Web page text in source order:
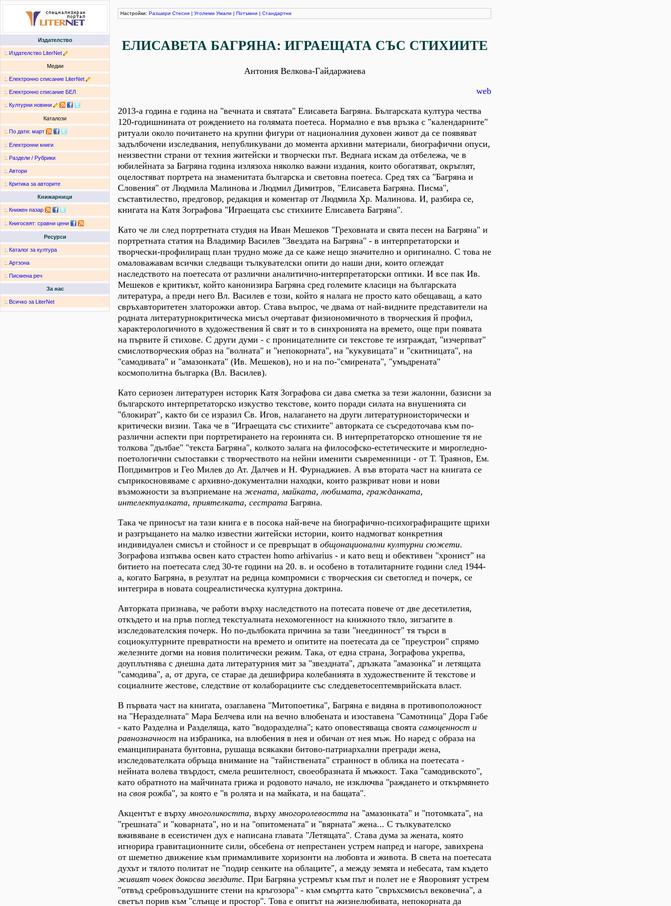
Издателство
:. Издателство LiterNet
Медии
:. Електронно списание LiterNet
:. Електронно списание БЕЛ
:. Културни новини
Каталози
:. По дати: март
:. Електронни книги
:. Раздели / Рубрики
:. Автори
:. Критика за авторите
Книжарници
:. Книжен пазар
:. Книгосвят: сравни цени
Ресурси
:. Каталог за култура
:. Артзона
:. Писмена реч
За нас
:. Всичко за LiterNet
Настройки: Разшири Стесни | Уголеми Умали | Потъмни | Стандартни
ЕЛИСАВЕТА БАГРЯНА: ИГРАЕЩАТА СЪС СТИХИИТЕ
Антония Велкова-Гайдаржиева
web
2013-а година е година на "вечната и святата" Елисавета Багряна. Българската култура чества
120-годишнината от рождението на голямата поетеса. Нормално е във връзка с "календарните"
ритуали около почитането на крупни фигури от националния духовен живот да се появяват
задълбочени изследвания, непубликувани до момента архивни материали, биографични опуси,
неизвестни страни от техния житейски и творчески път. Веднага искам да отбележа, че в
юбилейната за Багряна година излязоха няколко важни издания, които обогатяват, окръглят,
оцелостяват портрета на знаменитата българска и световна поетеса. Сред тях са "Багряна и
Словения" от Людмила Малинова и Людмил Димитров, "Елисавета Багряна. Писма",
съставтилество, предговор, редакция и коментар от Людмила Хр. Малинова. И, разбира се,
книгата на Катя Зографова "Играещата със стихиите Елисавета Багряна".
Като че ли след портретната студия на Иван Мешеков "Греховната и свята песен на Багряна" и
портретната статия на Владимир Василев "Звездата на Багряна" - в интерпретаторски и
творчески-профилиращ план трудно може да се каже нещо значително и оригинално. С това не
омаловажавам всички следващи тълкувателски опити до наши дни, които оглеждат
наследството на поетесата от различни аналитично-интерпретаторски оптики. И все пак Ив.
Мешеков е критикът, който канонизира Багряна сред големите класици на българската
литература, а преди него Вл. Василев е този, който я налага не просто като обещаващ, а като
свръхавторитетен златорожки автор. Става въпрос, че двама от най-видните представители на
родната литературнокритическа мисъл очертават физиономичното в творческия й профил,
характерологичното в художествения й свят и то в синхронията на времето, още при появата
на първите й стихове. С други думи - с проницателните си текстове те изграждат, "изчерпват"
смислотворческия образ на "волната" и "непокорната", на "кукувицата" и "скитницата", на
"самодивата" и "амазонката" (Ив. Мешеков), но и на по-"смирената", "умъдрената"
космополитна българка (Вл. Василев).
Като сериозен литературен историк Катя Зографова си дава сметка за тези жалонни, базисни за
българското интерпретаторско изкуство текстове, които поради силата на внушенията си
"блокират", както би се изразил Св. Игов, налагането на други литературноисторически и
критически визии. Така че в "Играещата със стихиите" авторката се съсредоточава към по-
различни аспекти при портретирането на героинята си. В интерпретаторско отношение тя не
толкова "дълбае" "текста Багряна", колкото залага на философско-естетическите и мирогледно-
поетологични съпоставки с творчеството на нейни именити съвременници - от Т. Траянов, Ем.
Попдимитров и Гео Милев до Ат. Далчев и Н. Фурнаджиев. А във втората част на книгата се
съприкосновяваме с архивно-документални находки, които разкриват нови и нови
възможности за възприемане на жената, майката, любимата, гражданката,
интелектуалката, приятелката, сестрата Багряна.
Така че приносът на тази книга е в посока най-вече на биографично-психографиращите щрихи
и разгръщането на малко известни житейски истории, които надмогват конкретния
индивидуален смисъл и стойност и се превръщат в общонационални културни сюжети.
Зографова изпъква освен като страстен homo arhivarius - и като вещ и обективен "хронист" на
битието на поетесата след 30-те години на 20. в. и особено в тоталитарните години след 1944-
а, когато Багряна, в резултат на редица компромиси с творческия си светоглед и почерк, се
интегрира в новата соцреалистическа културна доктрина.
Авторката признава, че работи върху наследството на потесата повече от две десетилетия,
откъдето и на пръв поглед текстуалната нехомогенност на книжното тяло, зигзагите в
изследователския почерк. Но по-дълбоката причина за тази "неединност" тя търси в
социокултурните превратности на времето и опитите на поетесата да се "преустрои" спрямо
железните догми на новия политически режим. Така, от една страна, Зографова укрепва,
доуплътнява с днешна дата литературния мит за "звездната", дръзката "амазонка" и летящата
"самодива", а, от друга, се старае да дешифрира колебанията в художествените й текстове и
социалните жестове, следствие от колаборациите със следдеветосептемврийската власт.
В първата част на книгата, озаглавена "Митопоетика", Багряна е видяна в противоположност
на "Неразделната" Мара Белчева или на вечно влюбената и изоставена "Самотница" Дора Габе
- като Разделна и Разделяща, като "водоразделна"; като оповестяваща своята самоценност и
равнозначност на избраника, на влюбения в нея и обичан от нея мъж. Но наред с образа на
еманципираната бунтовна, рушаща всякакви битово-патриархални прегради жена,
изследователката обръща внимание на "тайнствената" странност в облика на поетесата -
нейната волева твърдост, смела решителност, своеобразната й мъжкост. Така "самодивското",
като обратното на майчината грижа и родовото начало, не изключва "раждането и откърмянето
на своя рожба", за която е "в ролята и на майката, и на бащата".
Акцентът е върху многоликостта, върху многоролевостта на "амазонката" и "потомката", на
"грешната" и "коварната", но и на "опитомената" и "вярната" жена... С тълкувателско
вживяване в есеистичен дух е написана главата "Летящата". Става дума за жената, която
игнорира гравитационните сили, обсебена от непрестанен устрем напред и нагоре, завихрена
от шеметно движение към примамливите хоризонти на любовта и живота. В света на поетесата
духът и тялото политат не "подир сенките на облаците", а между земята и небесата, там където
живият човек докосва звездите. При Багряна устремът към път и полет не е Яворовият устрем
"отвъд сребровъздушните стени на кръгозора" - към смъртта като "свръхсмисъл вековечна", а
светъл порив към "слънце и простор". Това е опитът на жизнелюбивата, непокорната да